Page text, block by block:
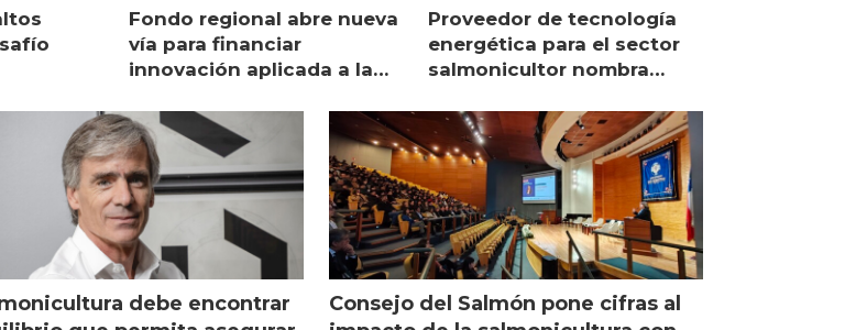
Fondo regional abre nueva
vía para financiar
innovación aplicada a la
Proveedor de tecnología
energética para el sector
salmonicultor nombra
debe encontrar
Consejo del Salmón pone cifras al